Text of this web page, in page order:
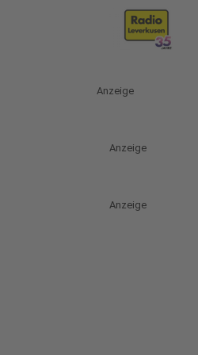
Anzeige
Anzeige
Anzeige